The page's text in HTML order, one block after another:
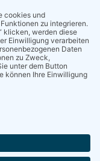
Strategie-